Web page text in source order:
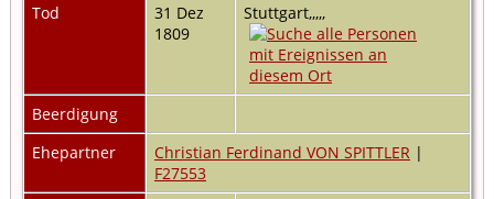
Tod
31 Dez
1809
Stuttgart,,,,,
Beerdigung
Ehepartner
Christian Ferdinand VON SPITTLER |
F27553